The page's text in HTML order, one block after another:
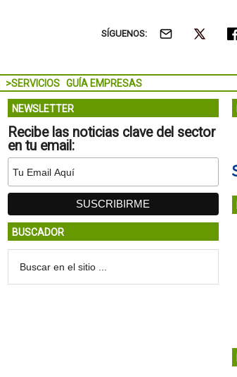
SÍGUENOS:
>SERVICIOS GUÍA EMPRESAS
NEWSLETTER
Recibe las noticias clave del sector
en tu email:
BUSCADOR